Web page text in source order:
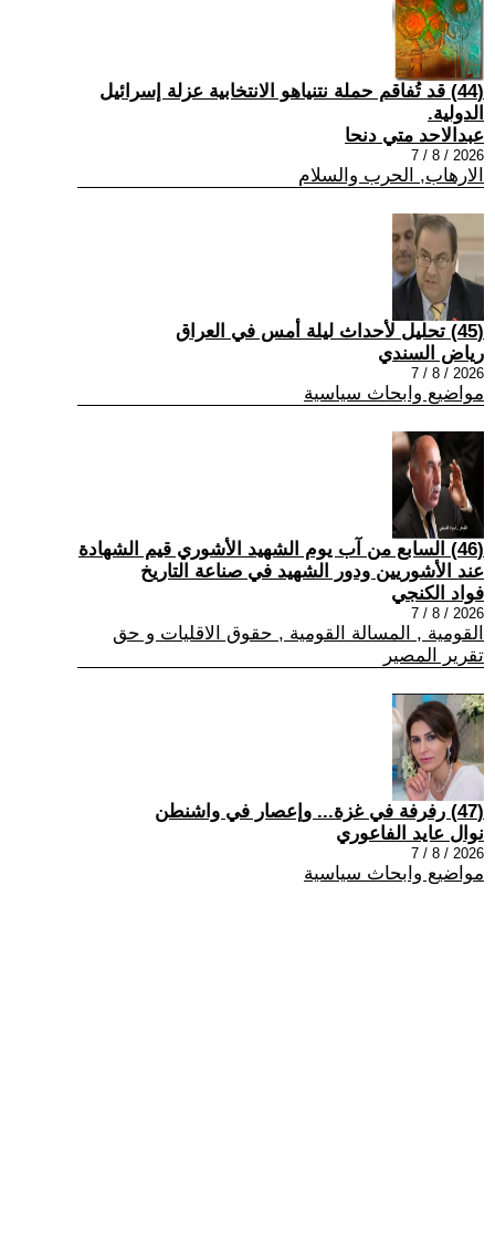
(44) قد تُفاقم حملة نتنياهو الانتخابية عزلة إسرائيل
الدولية.
عبدالاحد متي دنحا
2026 / 8 / 7
الارهاب, الحرب والسلام
(45) تحليل لأحداث ليلة أمس في العراق
رياض السندي
2026 / 8 / 7
مواضيع وابحاث سياسية
(46) السابع من آب يوم الشهيد الأشوري قيم الشهادة
عند الأشوريين ودور الشهيد في صناعة التاريخ
فواد الكنجي
2026 / 8 / 7
القومية , المسالة القومية , حقوق الاقليات و حق
تقرير المصير
(47) رفرفة في غزة... وإعصار في واشنطن
نوال عايد الفاعوري
2026 / 8 / 7
مواضيع وابحاث سياسية